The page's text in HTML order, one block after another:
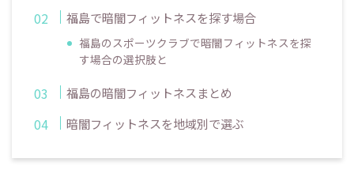
福島で暗闇フィットネスを探す場合
福島のスポーツクラブで暗闇フィットネスを探
す場合の選択肢と
福島の暗闇フィットネスまとめ
暗闇フィットネスを地域別で選ぶ